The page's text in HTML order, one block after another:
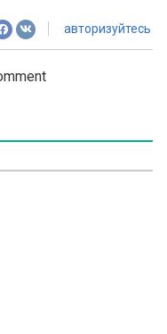
авторизуйтесь